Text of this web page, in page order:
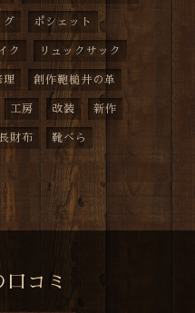
ポシェット
ク リュックサック
理 創作鞄槌井の革
工房 改装 新作
財布 靴べら
コミ